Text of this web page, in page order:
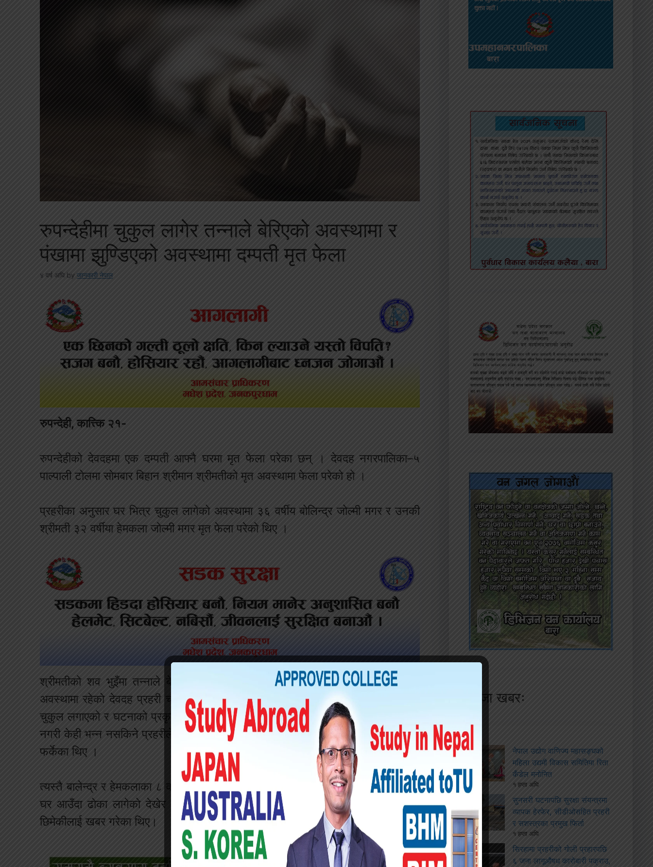
रुपन्देहीमा चुकुल लागेर तन्नाले बेरिएको अवस्थामा र
पंखामा झुण्डिएको अवस्थामा दम्पती मृत फेला
४ वर्ष अघि by जानकारी नेपाल
रुपन्देही, कात्त्कि २१-
रुपन्देहीको देवदहमा एक दम्पती आफ्नै घरमा मृत फेला परेका छन् । देवदह नगरपालिका–५
पाल्पाली टोलमा सोमबार बिहान श्रीमान श्रीमतीको मृत अवस्थामा फेला परेको हो ।
प्रहरीका अनुसार घर भित्र चुकुल लागेको अवस्थामा ३६ वर्षीय बोलिन्द्र जोल्मी मगर र उनकी
श्रीमती ३२ वर्षीया हेमकला जोल्मी मगर मृत फेला परेको थिए ।
श्रीमतीको शव भुइँमा तन्नाले बेरिएको अवस्थामा रहेको र श्रीमानको शव पंखामा झुण्डिएको
अवस्थामा रहेको देवदह प्रहरी चौकीका प्रमुख गंगा बहादुर सारुले बताए । कोठाको भित्रबाट
चुकुल लगाएको र घटनाको प्रकृति हेर्दा हत्यापछि आत्महत्या गरेको जस्तो देखिएपनि अनुसन्धान
नगरी केही भन्न नसकिने प्रहरीले बताए । वैदेशिक रोजगारीबाट श्रीमान चार दिनमा अघि नेपाल
फर्केका थिए ।
त्यस्तै बालेन्द्र र हेमकलाका ८ वर्षीय छोरा आइतबार राती आफन्तको घरमा सुत्न गएको र बिहान
घर आउँदा ढोका लागेको देखेर झ्याबाट हेर्दा आमा भुईंमा पल्टिएको र बुवा झुण्डिएको देखेपछि
छिमेकीलाई खबर गरेका थिए।
ताजा खबरः
नेपाल उद्योग वाणिज्य महासङ्घको
महिला उद्यमी विकास समितिमा रिता
कँडेल मनोनित
१ हप्ता अघि
सुनसरी घटनापछि सुरक्षा संयन्त्रमा
व्यापक हेरफेर, सीडीओसहित प्रहरी
र सशस्त्रका प्रमुख फिर्ता
१ हप्ता अघि
सिरहामा प्रहरीको गोली प्रहारपछि
६ जना लागूऔषध कारोबारी पक्राउ,